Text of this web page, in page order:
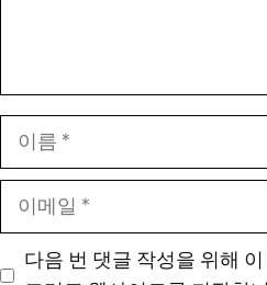
다음 번 댓글 작성을 위해